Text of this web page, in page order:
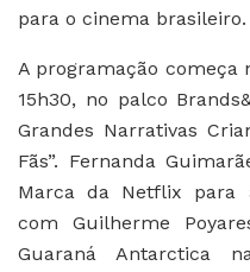
para o cinema brasileiro.
A programação começa
15h30, no palco
Grandes Narrativas
Fãs”. Fernanda
Marca da Netflix para
com Guilherme
Guaraná Antarctica